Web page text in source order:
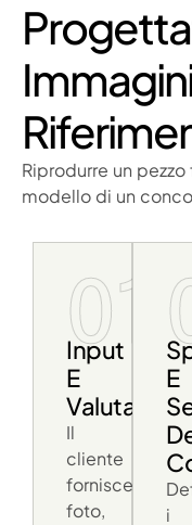
Riprodurre un
modello di un
01
Input
E
Il
cliente
fornisce
foto,
E
i